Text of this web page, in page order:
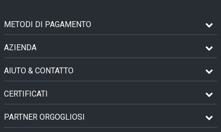
METODI DI PAGAMENTO
AZIENDA
AIUTO & CONTATTO
CERTIFICATI
PARTNER ORGOGLIOSI